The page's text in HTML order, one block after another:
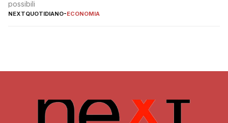
possibili
NEXTQUOTIDIANO-ECONOMIA